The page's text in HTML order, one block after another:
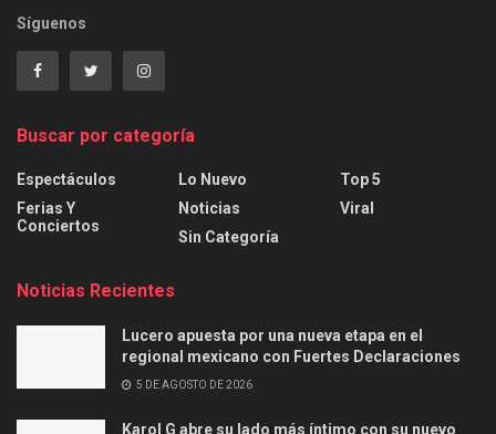
Síguenos
Buscar por categoría
Espectáculos
Ferias Y
Conciertos
Lo Nuevo
Noticias
Sin Categoría
Top 5
Viral
Noticias Recientes
Lucero apuesta por una nueva etapa en el
regional mexicano con Fuertes Declaraciones
5 DE AGOSTO DE 2026
Karol G abre su lado más íntimo con su nuevo